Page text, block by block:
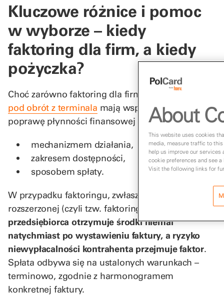
Kluczowe różnice i pomoc
w wyborze – kiedy
faktoring dla firm, a kiedy
pożyczka?
Choć zarówno faktoring dla firm, jak i
pożyczka
pod obrót z terminala mają wspólny cel –
poprawę płynności finansowej – różnią się:
mechanizmem działania,
zakresem dostępności,
sposobem spłaty.
W przypadku faktoringu, zwłaszcza w wersji
rozszerzonej (czyli tzw. faktoring pełny),
przedsiębiorca otrzymuje środki niemal
natychmiast po wystawieniu faktury, a ryzyko
niewypłacalności kontrahenta przejmuje faktor.
Spłata odbywa się na ustalonych warunkach –
terminowo, zgodnie z harmonogramem
konkretnej faktury.
About
This website uses cookies
media, measure traffic to
help us improve our services
cookie preferences and see
Visit the following links for